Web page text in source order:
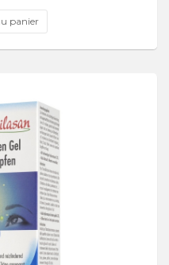
panier